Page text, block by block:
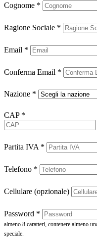
Cognome *
Ragione Sociale *
Email *
Conferma Email *
Nazione *
CAP *
Partita IVA *
Telefono *
Cellulare (opzionale)
Password *
almeno 8 caratteri, contenere almeno
speciale.